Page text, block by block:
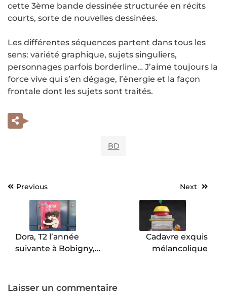
cette 3ème bande dessinée structurée en récits
courts, sorte de nouvelles dessinées.
Les différentes séquences partent dans tous les
sens: variété graphique, sujets singuliers,
personnages parfois borderline… J’aime toujours la
force vive qui s’en dégage, l’énergie et la façon
frontale dont les sujets sont traités.
BD
Navigation
l’article
Previous
Dora, T2 l’année
suivante à Bobigny,
Next
Cadavre exquis
mélancolique
Laisser un commentaire